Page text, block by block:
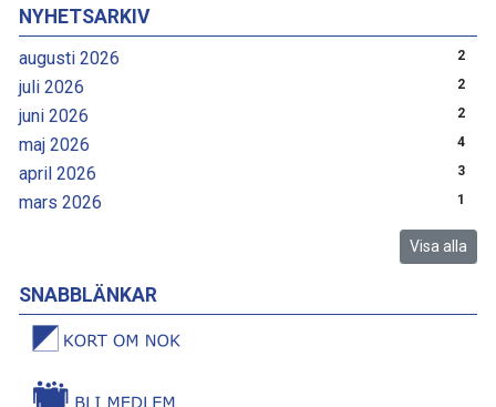
NYHETSARKIV
augusti 2026 2
juli 2026 2
juni 2026 2
maj 2026 4
april 2026 3
mars 2026 1
Visa alla
SNABBLÄNKAR